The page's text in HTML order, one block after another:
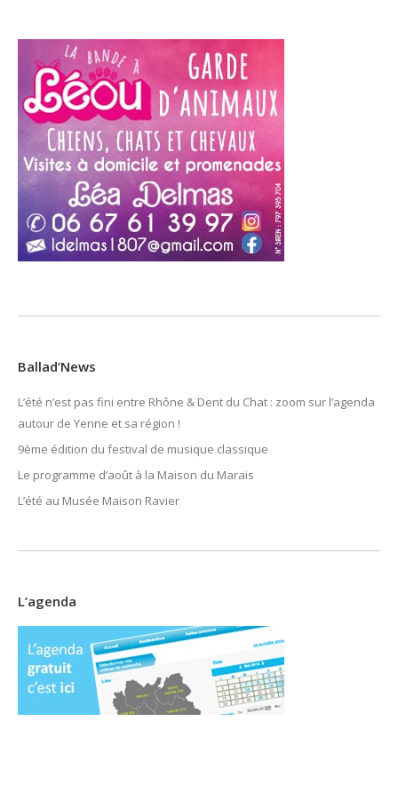
Ballad’News
L’été n’est pas fini entre Rhône & Dent du Chat : zoom sur l’agenda
autour de Yenne et sa région !
9ème édition du festival de musique classique
Le programme d’août à la Maison du Marais
L’été au Musée Maison Ravier
L’agenda